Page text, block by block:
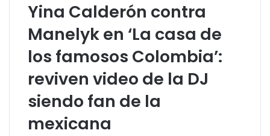
Yina Calderón contra
Manelyk en ‘La casa de
los famosos Colombia’:
reviven video de la DJ
siendo fan de la
mexicana